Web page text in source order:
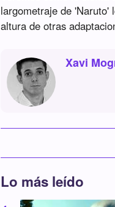
largometraje de 'Naruto'
altura de otras
Xavi
Lo más leído